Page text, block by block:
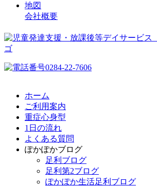
地図
会社概要
ホーム
ご利用案内
重症心身型
1日の流れ
よくある質問
ぽかぽかブログ
足利ブログ
足利第2ブログ
ぽかぽか生活足利ブログ